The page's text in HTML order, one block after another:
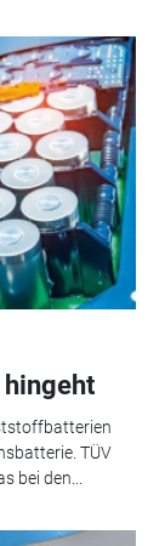
hingeht
TÜV
bei den...